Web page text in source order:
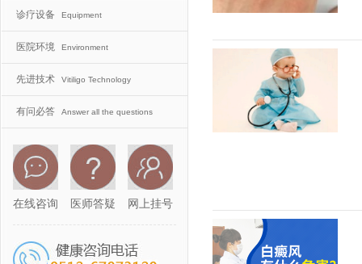
诊疗设备 Equipment
医院环境 Environment
先进技术 Vitiligo Technology
有问必答 Answer all the questions
在线咨询 医师答疑 网上挂号